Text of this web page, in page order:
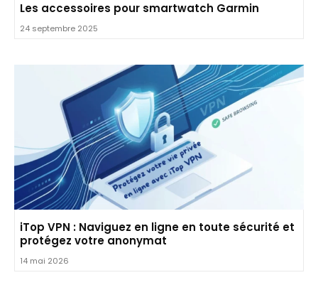
Les accessoires pour smartwatch Garmin
24 septembre 2025
iTop VPN : Naviguez en ligne en toute sécurité et
protégez votre anonymat
14 mai 2026